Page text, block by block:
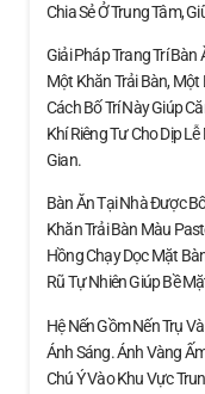
Chia Sẻ Ở Trung Tâm,
Giải Pháp Trang Trí Bàn
Một Khăn Trải Bàn, Một
Cách Bố Trí Này Giúp
Khí Riêng Tư Cho Dịp
Gian.
Bàn Ăn Tại Nhà Được
Khăn Trải Bàn Màu
Hồng Chạy Dọc Mặt
Rũ Tự Nhiên Giúp Bề
Hệ Nến Gồm Nến Trụ
Ánh Sáng. Ánh Vàng
Chú Ý Vào Khu Vực